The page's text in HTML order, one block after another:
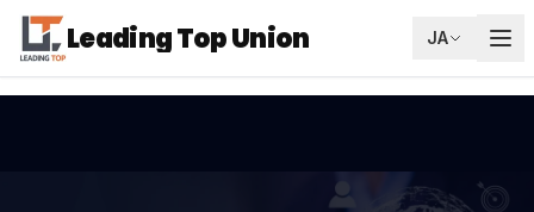
Leading Top Union JA